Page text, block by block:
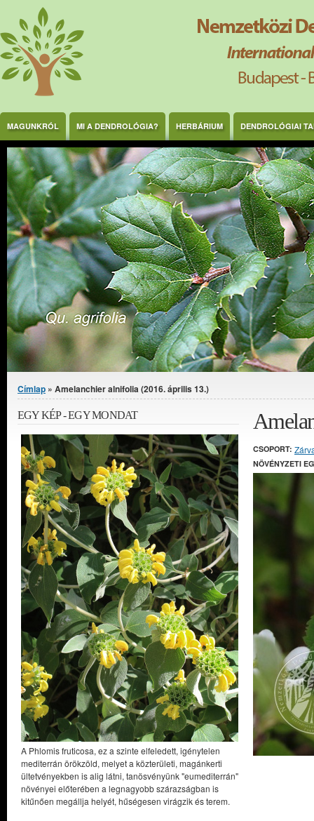
Ugrás a tartalomra
MAGUNKRÓL MI A DENDROLÓGIA? HERBÁRIUM DENDROLÓGIAI
Jelenlegi hely
Címlap » Amelanchier alnifolia (2016. április 13.)
CSOPORT:
NÖVÉNYZETI
EGY KÉP - EGY MONDAT
A Phlomis fruticosa, ez a szinte elfeledett, igénytelen
mediterrán örökzöld, melyet a közterületi, magánkerti
ültetvényekben is alig látni, tanösvényünk "eumediterrán"
növényei előterében a legnagyobb szárazságban is
kitűnően megállja helyét, hűségesen virágzik és terem.